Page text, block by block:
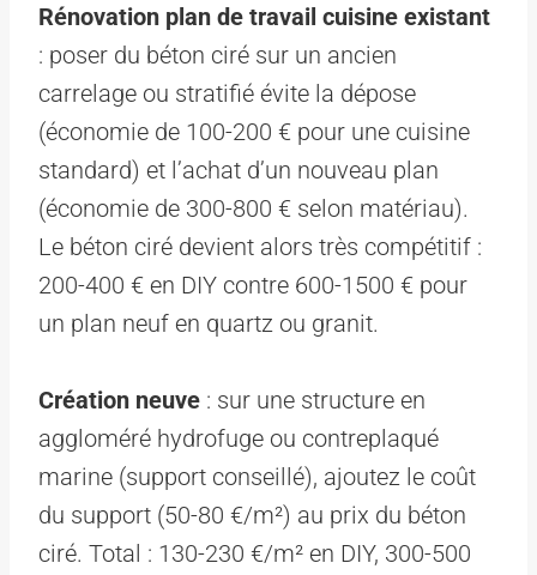
Rénovation plan de travail cuisine existant
: poser du béton ciré sur un ancien
carrelage ou stratifié évite la dépose
(économie de 100-200 € pour une cuisine
standard) et l’achat d’un nouveau plan
(économie de 300-800 € selon matériau).
Le béton ciré devient alors très compétitif :
200-400 € en DIY contre 600-1500 € pour
un plan neuf en quartz ou granit.
Création neuve : sur une structure en
aggloméré hydrofuge ou contreplaqué
marine (support conseillé), ajoutez le coût
du support (50-80 €/m²) au prix du béton
ciré. Total : 130-230 €/m² en DIY, 300-500